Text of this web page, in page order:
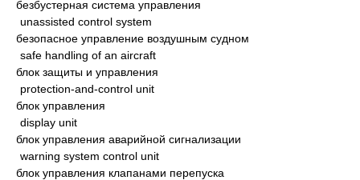
безбустерная система управления
unassisted control system
безопасное управление воздушным судном
safe handling of an aircraft
блок защиты и управления
protection-and-control unit
блок управления
display unit
блок управления аварийной сигнализации
warning system control unit
блок управления клапанами перепуска